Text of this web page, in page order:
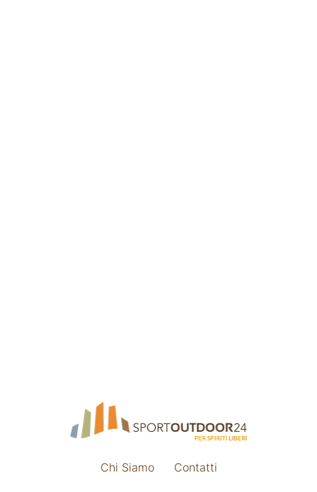
Chi Siamo Contatti